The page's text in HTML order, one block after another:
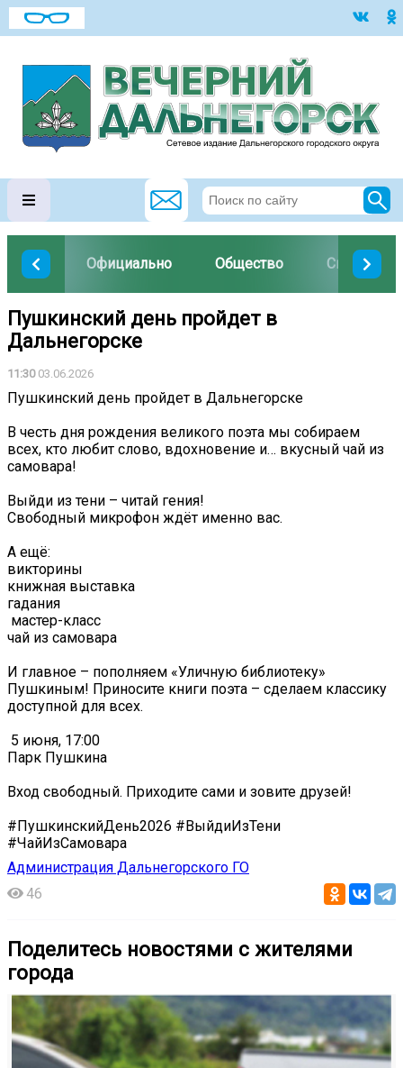
Официально Общество Спорт
Пушкинский день пройдет в
Дальнегорске
11:3003.06.2026
Пушкинский день пройдет в Дальнегорске
В честь дня рождения великого поэта мы собираем
всех, кто любит слово, вдохновение и… вкусный чай из
самовара!
Выйди из тени – читай гения!
Свободный микрофон ждёт именно вас.
А ещё:
викторины
книжная выставка
гадания
️ мастер-класс
чай из самовара
И главное – пополняем «Уличную библиотеку»
Пушкиным! Приносите книги поэта – сделаем классику
доступной для всех.
️ 5 июня, 17:00
Парк Пушкина
Вход свободный. Приходите сами и зовите друзей!
#ПушкинскийДень2026 #ВыйдиИзТени
#ЧайИзСамовара
Администрация Дальнегорского ГО
46
Поделитесь новостями с жителями
города